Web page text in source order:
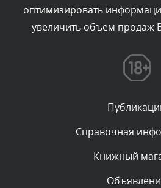
Комментарий проверяется
Текст комментария будет виден
Комментарий
Текст комментария будет виден
администратором.
Комментарий
оптимизировать
увеличить объем продаж
Справочная
Книжный